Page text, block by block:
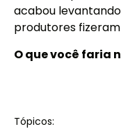
acabou
produtores
O que você faria
Tópicos: